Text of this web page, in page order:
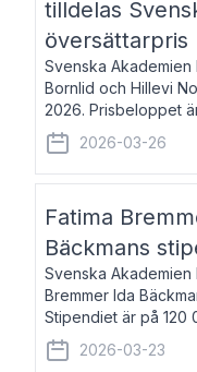
tilldelas
översättarpris
Svenska Akademien
Bornlid och Hillevi
2026. Prisbeloppet
Bornlid, född 1947,
främst känd för sina
2026-03-26
Fatima
Bäckmans
Svenska Akademien
Bremmer Ida
Stipendiet är på 120
1977, är journalist
boken Ligan.
2026-03-23